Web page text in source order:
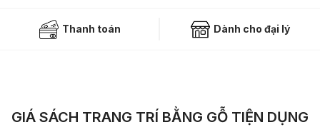
Thanh toán Dành cho đại lý
GIÁ SÁCH TRANG TRÍ BẰNG GỖ TIỆN DỤNG